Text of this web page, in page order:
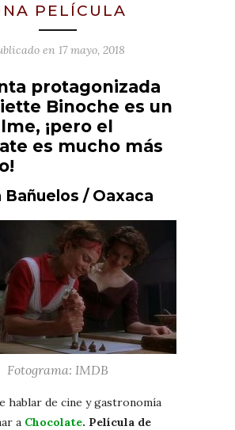
PELÍCULA
en 17 mayo, 2018
protagonizada
Binoche es un
¡pero el
es mucho más
/ Oaxaca
Fotograma: IMDB
hablar de cine y gastronomía
a Chocolate. Película de